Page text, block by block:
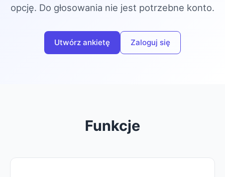
opcję. Do głosowania nie jest potrzebne konto.
Utwórz ankietę Zaloguj się
Funkcje